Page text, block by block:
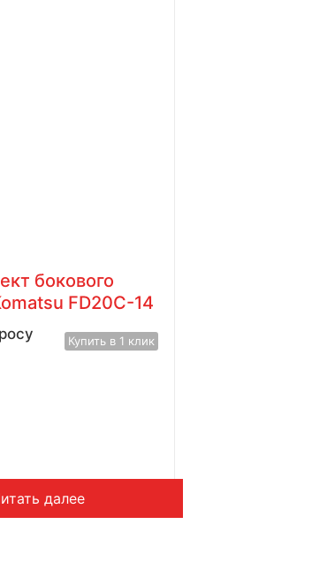
бокового
FD20C-14
Купить в 1 клик
далее